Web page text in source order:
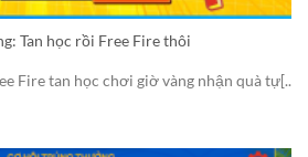
Tan học rồi Free Fire thôi
Fire tan học chơi giờ vàng nhận quà tự[..